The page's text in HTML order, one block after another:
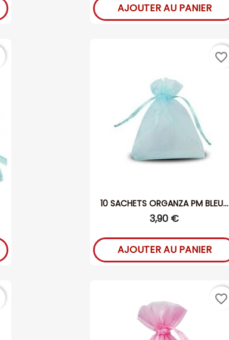
AJOUTER AU PANIER
10 SACHETS ORGANZA PM BLEU...
3,90 €
AJOUTER AU PANIER
favorite_border
favorite_border